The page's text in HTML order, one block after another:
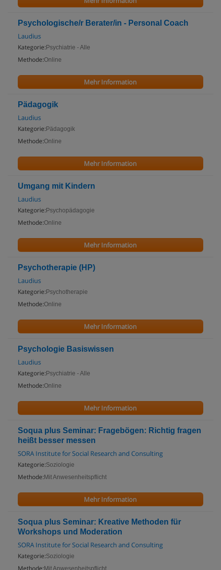
Psychologische/r Berater/in - Personal Coach
Laudius
Kategorie: Psychiatrie - Alle
Methode:Online
Mehr Information
Pädagogik
Laudius
Kategorie: Pädagogik
Methode:Online
Mehr Information
Umgang mit Kindern
Laudius
Kategorie: Psychopädagogie
Methode:Online
Mehr Information
Psychotherapie (HP)
Laudius
Kategorie: Psychotherapie
Methode:Online
Mehr Information
Psychologie Basiswissen
Laudius
Kategorie: Psychiatrie - Alle
Methode:Online
Mehr Information
Soqua plus Seminar: Fragebögen: Richtig fragen
heißt besser messen
SORA Institute for Social Research and Consulting
Kategorie:Soziologie
Methode: Mit Anwesenheitspflicht
Mehr Information
Soqua plus Seminar: Kreative Methoden für
Workshops und Moderation
SORA Institute for Social Research and Consulting
Kategorie:Soziologie
Methode: Mit Anwesenheitspflicht